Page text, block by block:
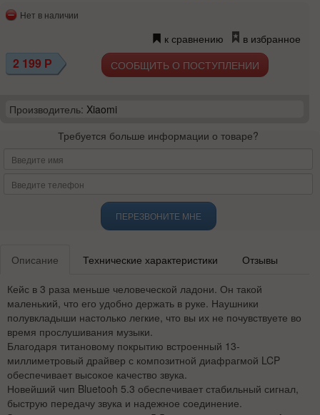
Нет в наличии
к сравнению в избранное
2 199 Р СООБЩИТЬ О ПОСТУПЛЕНИИ
Производитель: Xiaomi
Требуется больше информации о товаре?
ПЕРЕЗВОНИТЕ МНЕ
Описание Технические характеристики Отзывы
Кейс в 3 раза меньше человеческой ладони. Он такой
маленький, что его удобно держать в руке. Наушники
полувкладыши настолько легкие, что вы их не почувствуете во
время прослушивания музыки.
Благодаря титановому покрытию встроенный 13-
миллиметровый драйвер с композитной диафрагмой LCP
обеспечивает высокое качество звука.
Новейший чип Bluetooh 5.3 обеспечивает стабильный сигнал,
быструю передачу звука и надежное соединение.